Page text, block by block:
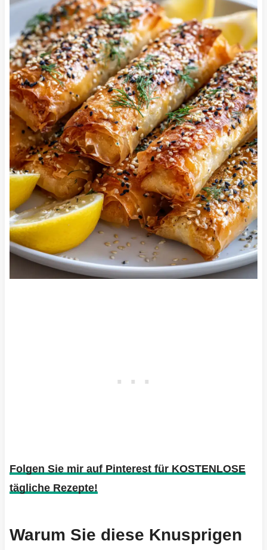
Folgen Sie mir auf Pinterest für KOSTENLOSE
tägliche Rezepte!
Warum Sie diese Knusprigen